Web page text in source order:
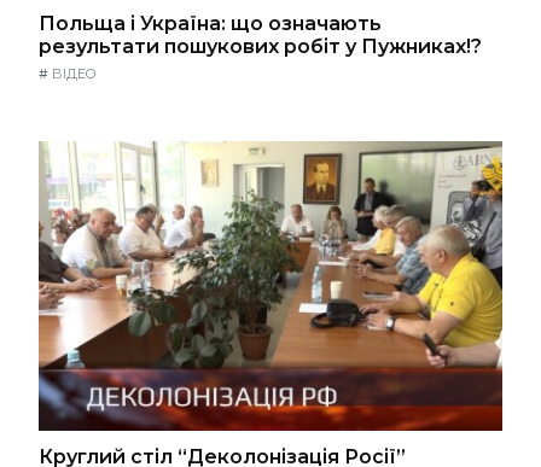
Польща і Україна: що означають
результати пошукових робіт у Пужниках!?
# ВІДЕО
Круглий стіл “Деколонізація Росії”